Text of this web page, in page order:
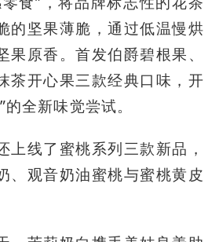
的坚果薄脆，通过低温慢烘
果原香。首发伯爵碧根果、
茶开心果三款经典口味，开
全新味觉尝试。
上线了蜜桃系列三款新品，
、观音奶油蜜桃与蜜桃黄皮